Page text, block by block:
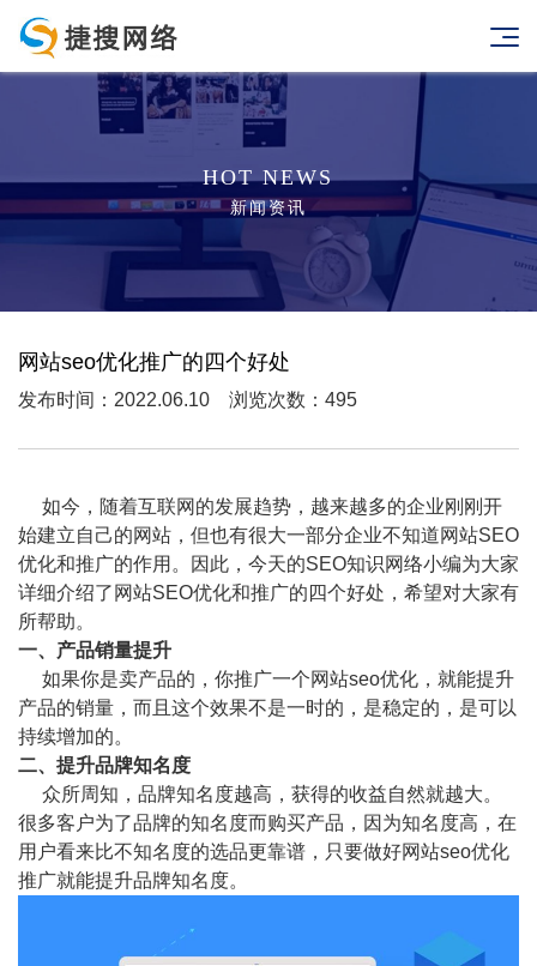
HOT NEWS
新闻资讯
网站seo优化推广的四个好处
发布时间：2022.06.10 浏览次数：495
如今，随着互联网的发展趋势，越来越多的企业刚刚开
始建立自己的网站，但也有很大一部分企业不知道网站SEO
优化和推广的作用。因此，今天的SEO知识网络小编为大家
详细介绍了网站SEO优化和推广的四个好处，希望对大家有
所帮助。
一、产品销量提升
如果你是卖产品的，你推广一个网站seo优化，就能提升
产品的销量，而且这个效果不是一时的，是稳定的，是可以
持续增加的。
二、提升品牌知名度
众所周知，品牌知名度越高，获得的收益自然就越大。
很多客户为了品牌的知名度而购买产品，因为知名度高，在
用户看来比不知名度的选品更靠谱，只要做好网站seo优化
推广就能提升品牌知名度。